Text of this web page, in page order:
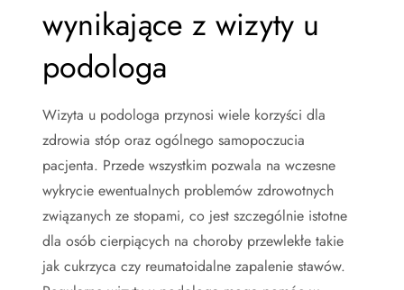
wynikające z wizyty u
podologa
Wizyta u podologa przynosi wiele korzyści dla
zdrowia stóp oraz ogólnego samopoczucia
pacjenta. Przede wszystkim pozwala na wczesne
wykrycie ewentualnych problemów zdrowotnych
związanych ze stopami, co jest szczególnie istotne
dla osób cierpiących na choroby przewlekłe takie
jak cukrzyca czy reumatoidalne zapalenie stawów.